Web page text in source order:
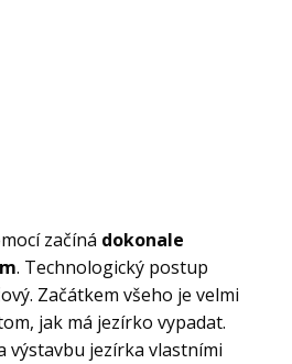
začíná dokonale
. Technologický postup
Začátkem všeho je velmi
jak má jezírko vypadat.
výstavbu jezírka vlastními